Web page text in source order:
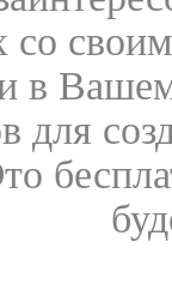
со
в
для